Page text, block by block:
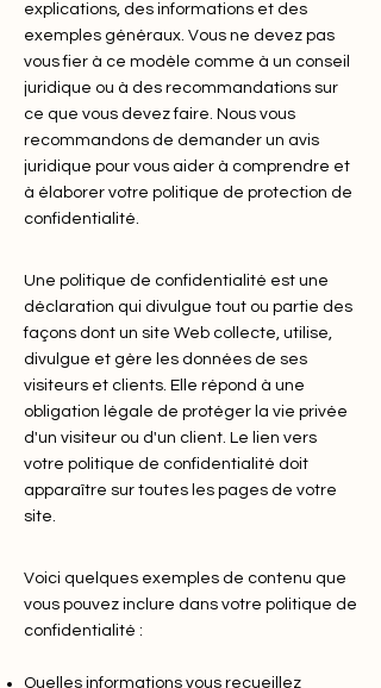
explications, des informations et des
exemples généraux. Vous ne devez pas
vous fier à ce modèle comme à un conseil
juridique ou à des recommandations sur
ce que vous devez faire. Nous vous
recommandons de demander un avis
juridique pour vous aider à comprendre et
à élaborer votre politique de protection de
confidentialité.
Une politique de confidentialité est une
déclaration qui divulgue tout ou partie des
façons dont un site Web collecte, utilise,
divulgue et gère les données de ses
visiteurs et clients. Elle répond à une
obligation légale de protéger la vie privée
d'un visiteur ou d'un client. Le lien vers
votre politique de confidentialité doit
apparaître sur toutes les pages de votre
site.
Voici quelques exemples de contenu que
vous pouvez inclure dans votre politique de
confidentialité :
Quelles informations vous recueillez